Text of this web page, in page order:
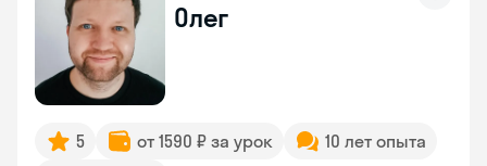
Олег
5 от 1590 ₽ за урок
10 лет опыта